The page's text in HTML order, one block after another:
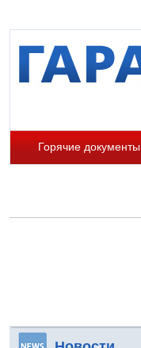
Горячие документы